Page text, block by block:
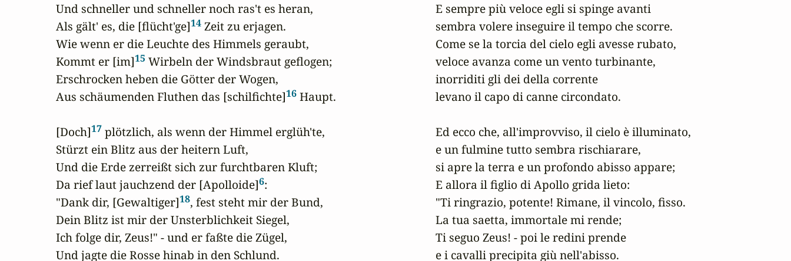
Und schneller und schneller noch ras't es heran,
Als gält' es, die [flücht'ge]14 Zeit zu erjagen.
Wie wenn er die Leuchte des Himmels geraubt,
Kommt er [im]15 Wirbeln der Windsbraut geflogen;
Erschrocken heben die Götter der Wogen,
Aus schäumenden Fluthen das [schilfichte]16 Haupt.
[Doch]17 plötzlich, als wenn der Himmel erglüh'te,
Stürzt ein Blitz aus der heitern Luft,
Und die Erde zerreißt sich zur furchtbaren Kluft;
Da rief laut jauchzend der [Apolloide]6:
"Dank dir, [Gewaltiger]18, fest steht mir der Bund,
Dein Blitz ist mir der Unsterblichkeit Siegel,
Ich folge dir, Zeus!" - und er faßte die Zügel,
Und jagte die Rosse hinab in den Schlund.
E sempre più veloce egli si spinge avanti
sembra volere inseguire il tempo che scorre.
Come se la torcia del cielo egli avesse rubato,
veloce avanza come un vento turbinante,
inorriditi gli dei della corrente
levano il capo di canne circondato.
Ed ecco che, all'improvviso, il cielo è illuminato,
e un fulmine tutto sembra rischiarare,
si apre la terra e un profondo abisso appare;
E allora il figlio di Apollo grida lieto:
"Ti ringrazio, potente! Rimane, il vincolo, fisso.
La tua saetta, immortale mi rende;
Ti seguo Zeus! - poi le redini prende
e i cavalli precipita giù nell'abisso.